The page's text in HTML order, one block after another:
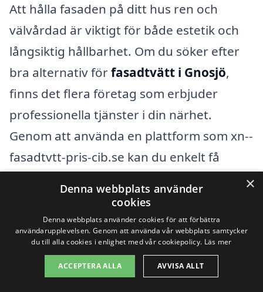
Att hålla fasaden på ditt hus ren och
välvårdad är viktigt för både estetik och
långsiktig hållbarhet. Om du söker efter
bra alternativ förfasadtvätt i Gnosjö,
finns det flera företag som erbjuder
professionella tjänster i din närhet.
Genom att använda en plattform som xn--
fasadtvtt-pris-cib.se kan du enkelt få
kan hjälpa dig att få din fasad att se ny ut.
Det finns flera fördelar med att anlita en
expert för fasadtvätt:
×
Denna webbplats använder
cookies
Denna webbplats använder cookies för att förbättra
användarupplevelsen. Genom att använda vår webbplats samtycker
du till alla cookies i enlighet med vår cookiepolicy. Läs mer
ACCEPTERA ALLA AVVISA ALLT